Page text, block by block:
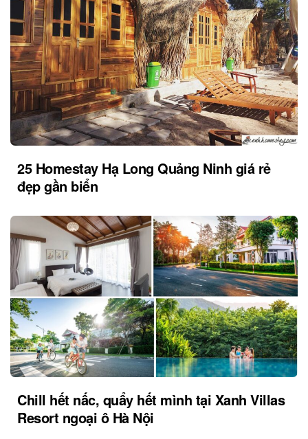
25 Homestay Hạ Long Quảng Ninh giá rẻ
đẹp gần biển
Chill hết nấc, quẩy hết mình tại Xanh Villas
Resort ngoại ô Hà Nội